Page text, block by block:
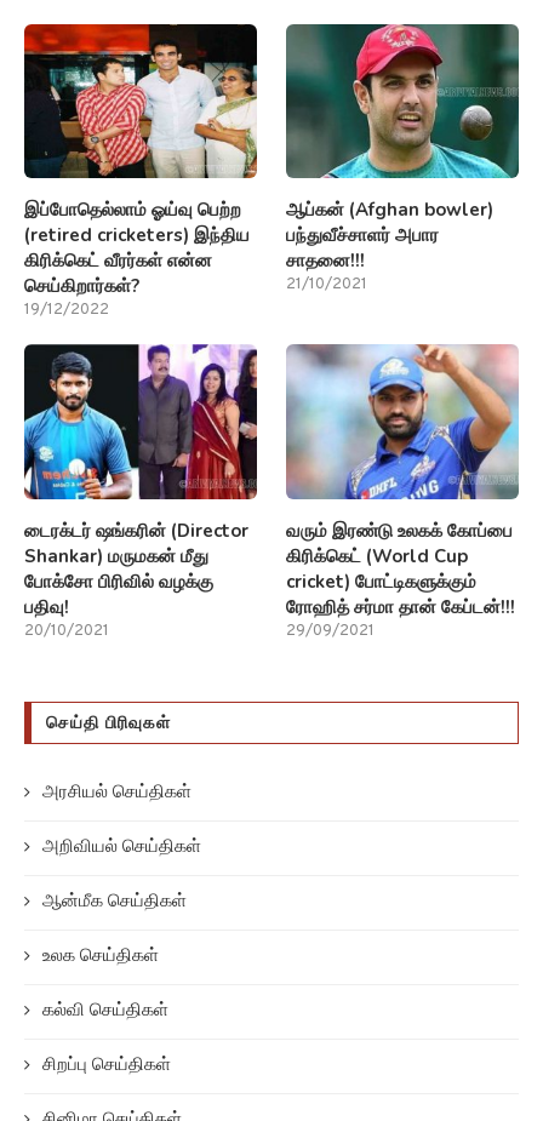
இப்போதெல்லாம் ஓய்வு பெற்ற
(retired cricketers) இந்திய
கிரிக்கெட் வீரர்கள் என்ன
செய்கிறார்கள்?
19/12/2022
ஆப்கன் (Afghan bowler)
பந்துவீச்சாளர் அபார
சாதனை!!!
21/10/2021
டைரக்டர் ஷங்கரின் (Director
Shankar) மருமகன் மீது
போக்சோ பிரிவில் வழக்கு
பதிவு!
20/10/2021
வரும் இரண்டு உலகக் கோப்பை
கிரிக்கெட் (World Cup
cricket) போட்டிகளுக்கும்
ரோஹித் சர்மா தான் கேப்டன்!!!
29/09/2021
செய்தி பிரிவுகள்
அரசியல் செய்திகள்
அறிவியல் செய்திகள்
ஆன்மீக செய்திகள்
உலக செய்திகள்
கல்வி செய்திகள்
சிறப்பு செய்திகள்